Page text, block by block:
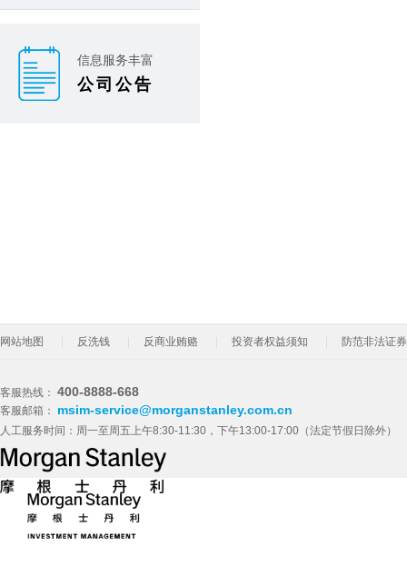
信息服务丰富
公司公告
网站地图 反洗钱 反商业贿赂 投资者权益须知 防范非法证
客服热线： 400-8888-668
客服邮箱： msim-service@morganstanley.com.cn
人工服务时间：周一至周五上午8:30-11:30，下午13:00-17:00（法定节假日除外）